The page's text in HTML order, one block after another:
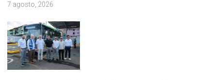
7 agosto, 2026